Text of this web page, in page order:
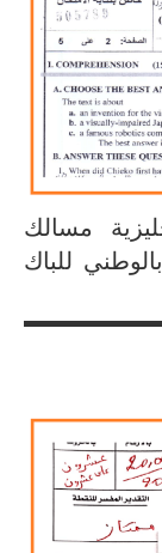
في الإنجليزية مسالك
للباك